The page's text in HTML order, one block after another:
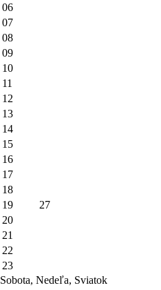
06
07
08
09
10
11
12
13
14
15
16
17
18
19
27
20
21
22
23
Sobota, Nedeľa, Sviatok